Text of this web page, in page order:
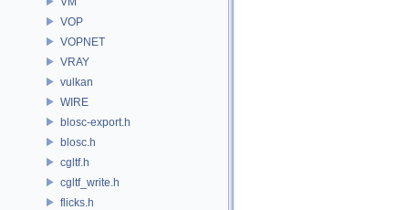
VOP
VOPNET
VRAY
vulkan
WIRE
blosc-export.h
blosc.h
cgltf.h
cgltf_write.h
flicks.h